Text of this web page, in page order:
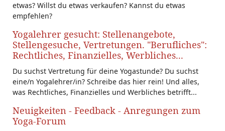
etwas? Willst du etwas verkaufen? Kannst du etwas
empfehlen?
Yogalehrer gesucht: Stellenangebote,
Stellengesuche, Vertretungen. "Berufliches":
Rechtliches, Finanzielles, Werbliches...
Du suchst Vertretung für deine Yogastunde? Du suchst
eine/n Yogalehrer/in? Schreibe das hier rein! Und alles,
was Rechtliches, Finanzielles und Werbliches betrifft...
Neuigkeiten - Feedback - Anregungen zum
Yoga-Forum